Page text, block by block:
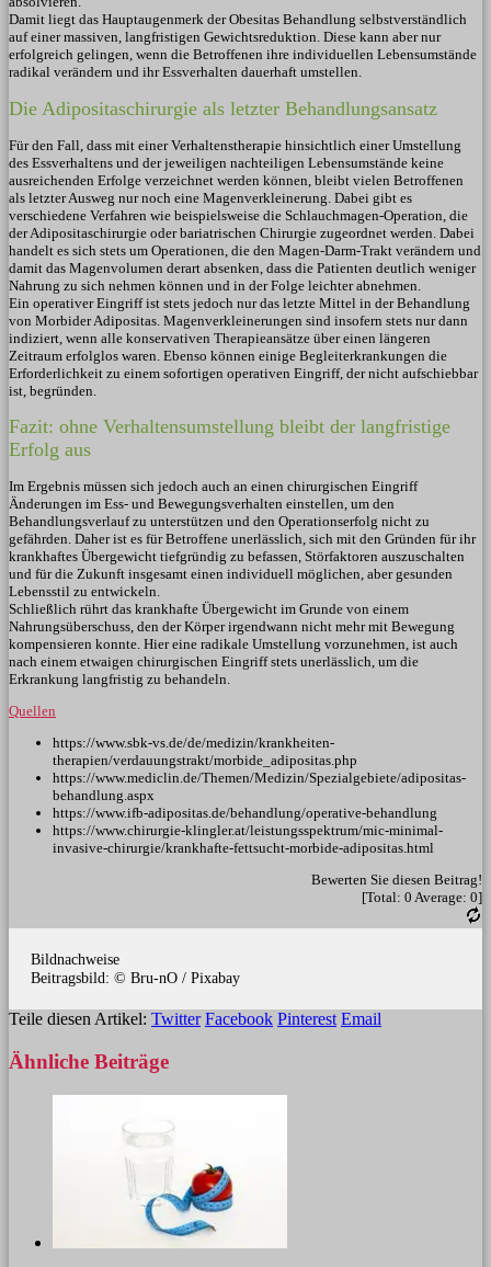
Damit liegt das Hauptaugenmerk der Obesitas Behandlung selbstverständlich
auf einer massiven, langfristigen Gewichtsreduktion. Diese kann aber nur
erfolgreich gelingen, wenn die Betroffenen ihre individuellen Lebensumstände
radikal verändern und ihr Essverhalten dauerhaft umstellen.
Die Adipositaschirurgie als letzter Behandlungsansatz
Für den Fall, dass mit einer Verhaltenstherapie hinsichtlich einer Umstellung
des Essverhaltens und der jeweiligen nachteiligen Lebensumstände keine
ausreichenden Erfolge verzeichnet werden können, bleibt vielen Betroffenen
als letzter Ausweg nur noch eine Magenverkleinerung. Dabei gibt es
verschiedene Verfahren wie beispielsweise die Schlauchmagen-Operation, die
der Adipositaschirurgie oder bariatrischen Chirurgie zugeordnet werden. Dabei
handelt es sich stets um Operationen, die den Magen-Darm-Trakt verändern und
damit das Magenvolumen derart absenken, dass die Patienten deutlich weniger
Nahrung zu sich nehmen können und in der Folge leichter abnehmen.
Ein operativer Eingriff ist stets jedoch nur das letzte Mittel in der Behandlung
von Morbider Adipositas. Magenverkleinerungen sind insofern stets nur dann
indiziert, wenn alle konservativen Therapieansätze über einen längeren
Zeitraum erfolglos waren. Ebenso können einige Begleiterkrankungen die
Erforderlichkeit zu einem sofortigen operativen Eingriff, der nicht aufschiebbar
ist, begründen.
Fazit: ohne Verhaltensumstellung bleibt der langfristige
Erfolg aus
Im Ergebnis müssen sich jedoch auch an einen chirurgischen Eingriff
Änderungen im Ess- und Bewegungsverhalten einstellen, um den
Behandlungsverlauf zu unterstützen und den Operationserfolg nicht zu
gefährden. Daher ist es für Betroffene unerlässlich, sich mit den Gründen für ihr
krankhaftes Übergewicht tiefgründig zu befassen, Störfaktoren auszuschalten
und für die Zukunft insgesamt einen individuell möglichen, aber gesunden
Lebensstil zu entwickeln.
Schließlich rührt das krankhafte Übergewicht im Grunde von einem
Nahrungsüberschuss, den der Körper irgendwann nicht mehr mit Bewegung
kompensieren konnte. Hier eine radikale Umstellung vorzunehmen, ist auch
nach einem etwaigen chirurgischen Eingriff stets unerlässlich, um die
Erkrankung langfristig zu behandeln.
Quellen
https://www.sbk-vs.de/de/medizin/krankheiten-
therapien/verdauungstrakt/morbide_adipositas.php
https://www.mediclin.de/Themen/Medizin/Spezialgebiete/adipositas-
behandlung.aspx
https://www.ifb-adipositas.de/behandlung/operative-behandlung
https://www.chirurgie-klingler.at/leistungsspektrum/mic-minimal-
invasive-chirurgie/krankhafte-fettsucht-morbide-adipositas.html
Bewerten Sie diesen Beitrag!
[Total: 0 Average: 0]
Bildnachweise
Beitragsbild: © Bru-nO / Pixabay
Teile diesen Artikel: Twitter Facebook Pinterest Email
Ähnliche Beiträge